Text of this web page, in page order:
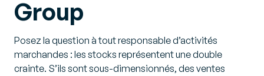
Group
Posez la question à tout responsable d’activités
marchandes : les stocks représentent une double
crainte. S’ils sont sous-dimensionnés, des ventes